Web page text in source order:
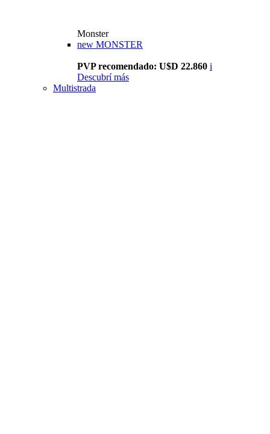
Monster
new MONSTER
PVP recomendado: U$D 22.860 i
Descubrí más
Multistrada